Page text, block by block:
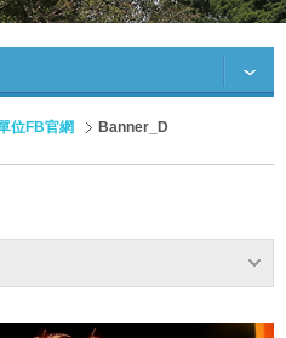
位FB官網 Banner_D